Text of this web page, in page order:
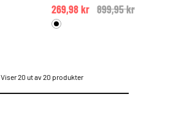
Price reduced from
899,95 kr
269,98 kr
Viser 20 ut av 20 produkter